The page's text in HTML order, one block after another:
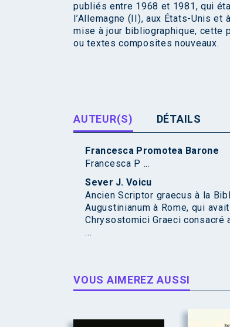
publiés entre 1968 et 1981, qui
l’Allemagne (II), aux États-Unis et
mise à jour bibliographique, cette
ou textes composites nouveaux.
AUTEUR(S) DÉTAILS
Francesca Promotea Barone
Francesca P ...
Sever J. Voicu
Ancien Scriptor graecus à la
Augustinianum à Rome, qui
Chrysostomici Graeci
...
VOUS AIMEREZ AUSSI